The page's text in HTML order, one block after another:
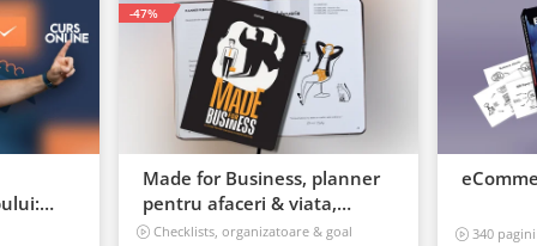
Made for Business, planner
pentru afaceri & viata,
nedatat, 240 pagini
Checklists, organizatoare & goal
-47%
340 pagini